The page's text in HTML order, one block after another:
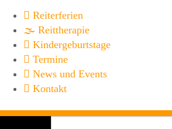
Reiter­ferien
Reittherapie
Kinderge­burtstage
Termine
News und Events
Kontakt